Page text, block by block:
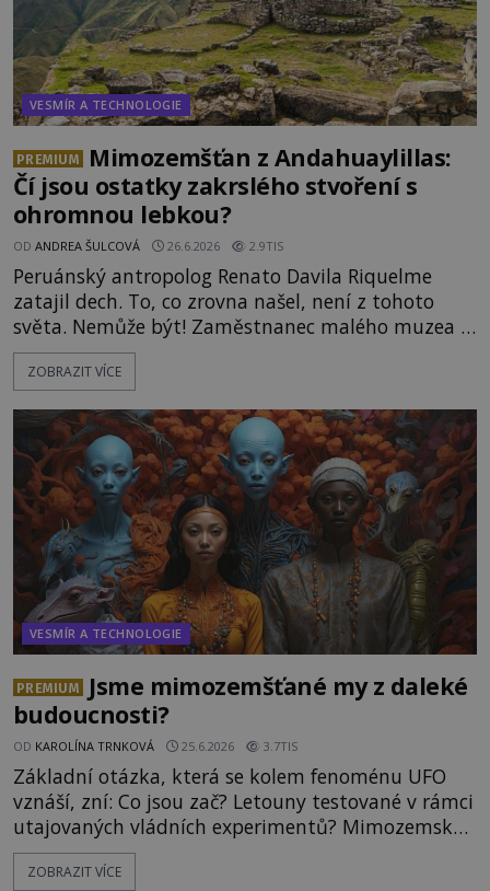
VESMÍR A TECHNOLOGIE
PREMIUM
Mimozemšťan z Andahuaylillas:
Čí jsou ostatky zakrslého stvoření s
ohromnou lebkou?
OD ANDREA ŠULCOVÁ 26.6.2026 2.9TIS
Peruánský antropolog Renato Davila Riquelme
zatajil dech. To, co zrovna našel, není z tohoto
světa. Nemůže být! Zaměstnanec malého muzea v
peruánském městečku Andahuaylillas nedaleko
legendárního Cuzca pomalu sestupuje z posvátné
Právě nalezl ostatky dvou mimozemšťanů! Vědci
nad nálezem kroutí hlavou. Už na
ZOBRAZIT VÍCE
VESMÍR A TECHNOLOGIE
PREMIUM
Jsme mimozemšťané my z daleké
budoucnosti?
OD KAROLÍNA TRNKOVÁ 25.6.2026 3.7TIS
Základní otázka, která se kolem fenoménu UFO
vznáší, zní: Co jsou zač? Letouny testované v rámci
utajovaných vládních experimentů? Mimozemské
vesmírné lodě plnící na Zemi nám neznámý úkol?
Skokani mezi dimenzemi, putující po mostech
ZOBRAZIT VÍCE